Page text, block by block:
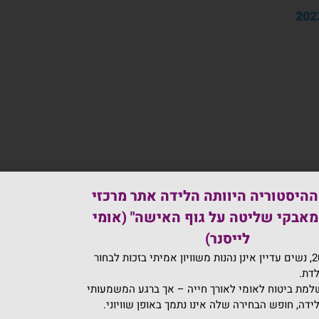
תקופת ההריון ע"פ נהלים וחוזרים עדכניים, וספרות
היוותה הלידה אתר מרכזי
מאבקי שליטה על גוף האישה" (אומי
לייסנר)
בישראל 2026, נשים עדיין אינן נהנות משוויון אמיתי בזכות לבחור
ביטוח לאומי לאורך חייה – אך ברגע המשמעותי
חופש הבחירה שלה אינו נתמך באופן שוויוני.